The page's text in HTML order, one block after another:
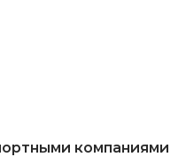
компаниями